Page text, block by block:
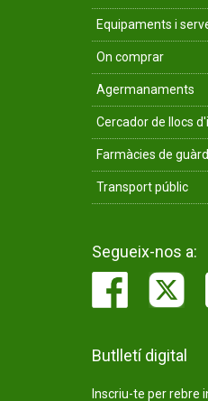
Equipaments i
On comprar
Agermanaments
Cercador de llocs
Farmàcies de
Transport públic
Segueix-nos a:
Butlletí digital
Inscriu-te per rebre